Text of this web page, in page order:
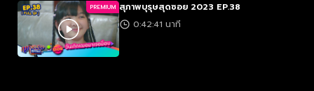
PREMIUM สุภาพบุรุษสุดซอย 2023 EP.38
0:42:41 นาที